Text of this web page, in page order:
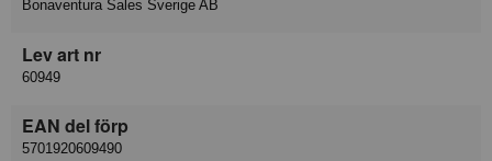
Bonaventura Sales Sverige AB
Lev art nr
60949
EAN del förp
5701920609490